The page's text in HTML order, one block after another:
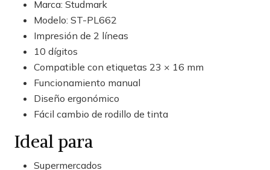
Marca: Studmark
Modelo: ST-PL662
Impresión de 2 líneas
10 dígitos
Compatible con etiquetas 23 × 16 mm
Funcionamiento manual
Diseño ergonómico
Fácil cambio de rodillo de tinta
Ideal para
Supermercados